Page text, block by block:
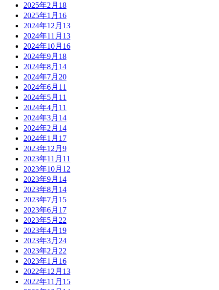
2025年2月 18
2025年1月 16
2024年12月 13
2024年11月 13
2024年10月 16
2024年9月 18
2024年8月 14
2024年7月 20
2024年6月 11
2024年5月 11
2024年4月 11
2024年3月 14
2024年2月 14
2024年1月 17
2023年12月 9
2023年11月 11
2023年10月 12
2023年9月 14
2023年8月 14
2023年7月 15
2023年6月 17
2023年5月 22
2023年4月 19
2023年3月 24
2023年2月 22
2023年1月 16
2022年12月 13
2022年11月 15